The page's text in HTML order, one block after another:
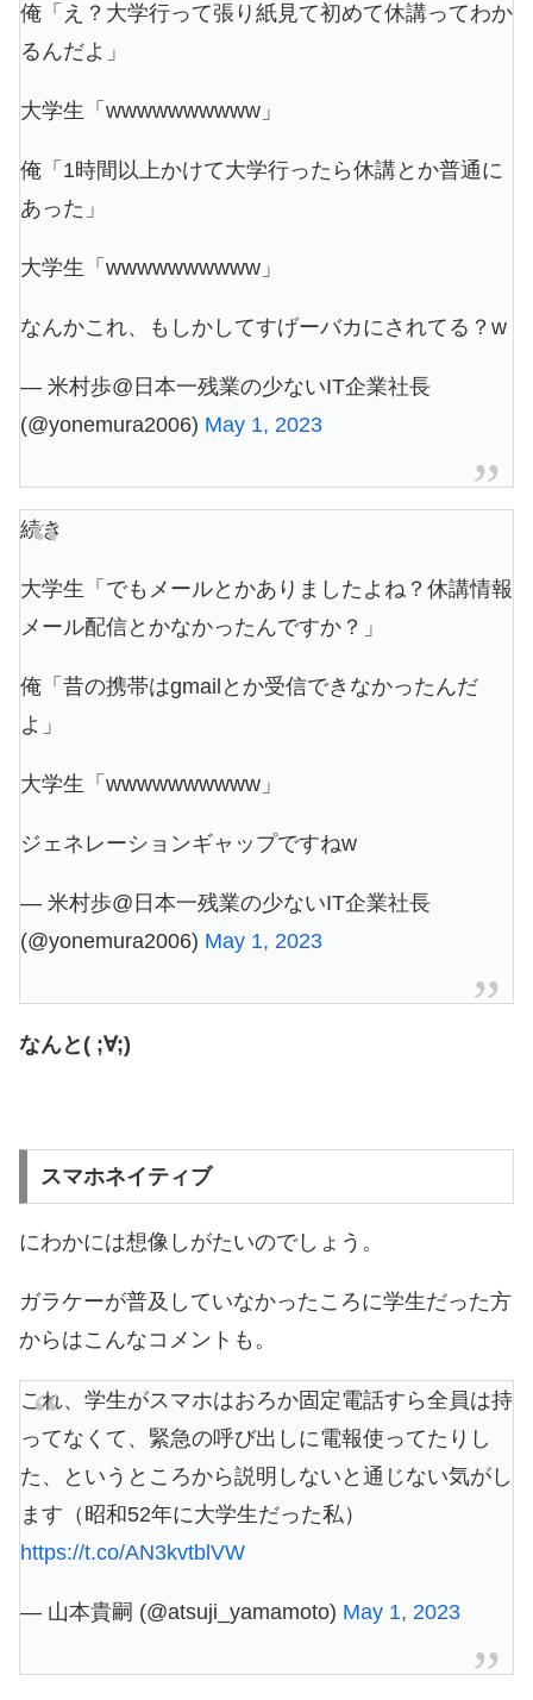
俺「え？大学行って張り紙見て初めて休講ってわか
るんだよ」
大学生「wwwwwwwwww」
俺「1時間以上かけて大学行ったら休講とか普通に
あった」
大学生「wwwwwwwwww」
なんかこれ、もしかしてすげーバカにされてる？w
— 米村歩@日本一残業の少ないIT企業社長
(@yonemura2006) May 1, 2023
続き
大学生「でもメールとかありましたよね？休講情報
メール配信とかなかったんですか？」
俺「昔の携帯はgmailとか受信できなかったんだ
よ」
大学生「wwwwwwwwww」
ジェネレーションギャップですねw
— 米村歩@日本一残業の少ないIT企業社長
(@yonemura2006) May 1, 2023
なんと( ;∀;)
スマホネイティブ
にわかには想像しがたいのでしょう。
ガラケーが普及していなかったころに学生だった方
からはこんなコメントも。
これ、学生がスマホはおろか固定電話すら全員は持
ってなくて、緊急の呼び出しに電報使ってたりし
た、というところから説明しないと通じない気がし
ます（昭和52年に大学生だった私）
https://t.co/AN3kvtblVW
— 山本貴嗣 (@atsuji_yamamoto) May 1, 2023